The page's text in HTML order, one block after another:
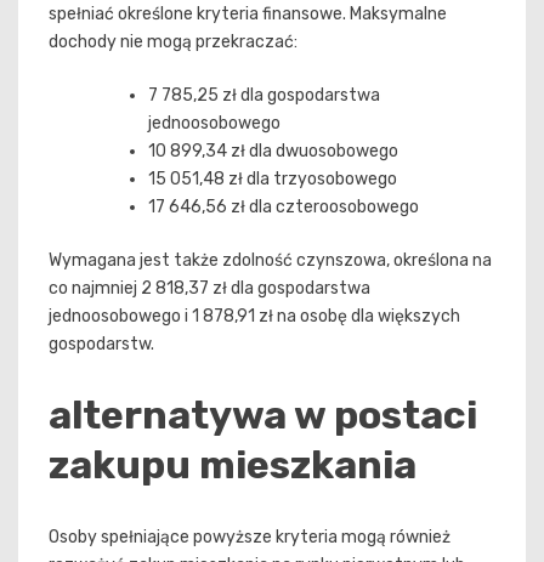
spełniać określone kryteria finansowe. Maksymalne
dochody nie mogą przekraczać:
7 785,25 zł dla gospodarstwa
jednoosobowego
10 899,34 zł dla dwuosobowego
15 051,48 zł dla trzyosobowego
17 646,56 zł dla czteroosobowego
Wymagana jest także zdolność czynszowa, określona na
co najmniej 2 818,37 zł dla gospodarstwa
jednoosobowego i 1 878,91 zł na osobę dla większych
gospodarstw.
alternatywa w postaci
zakupu mieszkania
Osoby spełniające powyższe kryteria mogą również